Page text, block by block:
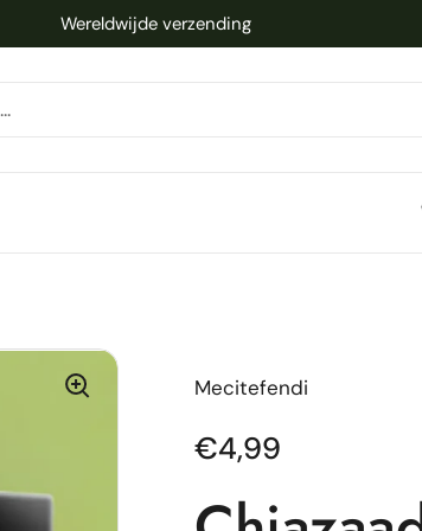
Wereldwijde verzending
Mecitefendi
Normale prijs
€4,99